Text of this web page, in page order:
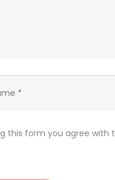
this form you agree